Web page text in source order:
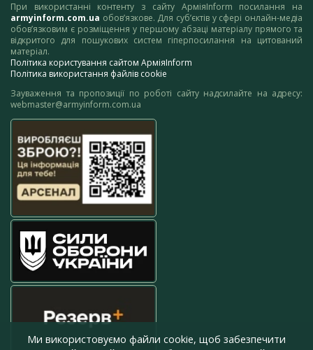
При використанні контенту з сайту АрміяInform посилання на
armyinform.com.ua обов’язкове. Для суб’єктів у сфері онлайн-медіа
обов’язковим є розміщення у першому абзаці матеріалу прямого та
відкритого для пошукових систем гіперпосилання на цитований
матеріал.
Політика користування сайтом АрміяInform
Політика використання файлів cookie
Зауваження та пропозиції по роботі сайту надсилайте на адресу:
webmaster@armyinform.com.ua
Ми використовуємо файли cookie, щоб забезпечити